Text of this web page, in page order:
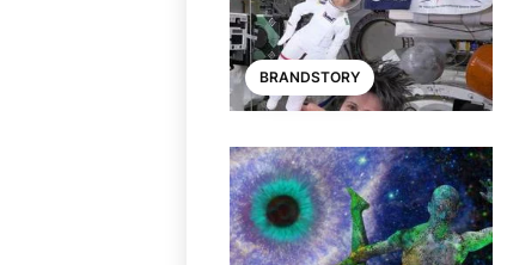
BRANDSTORY